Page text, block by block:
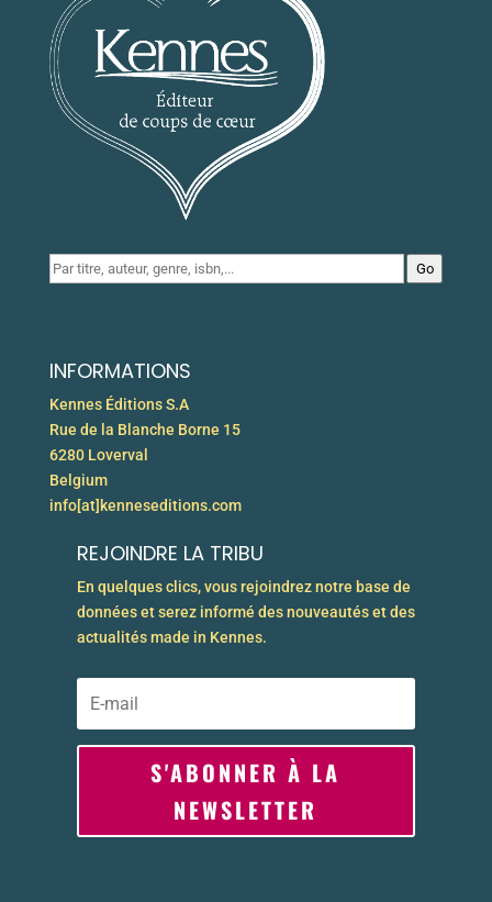
Go
INFORMATIONS
Kennes Éditions S.A
Rue de la Blanche Borne 15
6280 Loverval
Belgium
info[at]kenneseditions.com
REJOINDRE LA TRIBU
En quelques clics, vous rejoindrez notre base de
données et serez informé des nouveautés et des
actualités made in Kennes.
S'ABONNER À LA
NEWSLETTER